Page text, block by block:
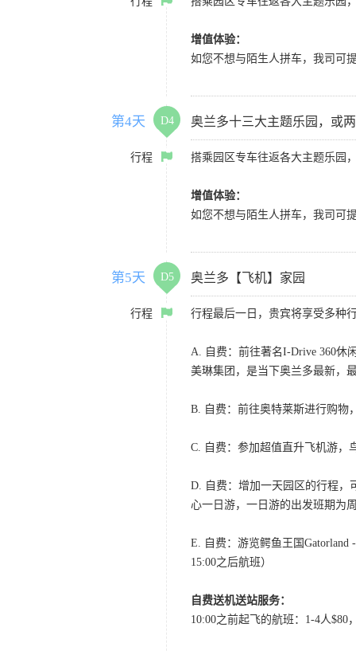
增值体验：
如您不想与陌生人拼车，我司可
第4天 D4 奥兰多十三大主题乐园，或
行程 搭乘园区专车往返各大主题乐园
增值体验：
如您不想与陌生人拼车，我司可
第5天 D5 奥兰多【飞机】家园
行程 行程最后一日，贵宾将享受多种
A. 自费：前往著名I-Drive 360休
美琳集团，是当下奥兰多最新，
B. 自费：前往奥特莱斯进行购物
C. 自费：参加超值直升飞机游，
D. 自费：增加一天园区的行程，
心一日游，一日游的出发班期为
E. 自费：游览鳄鱼王国
15:00之后航班）
自费送机送站服务：
10:00之前起飞的航班：1-4人$80